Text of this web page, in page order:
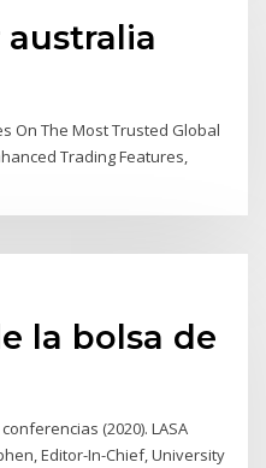
On The Most Trusted Global
Trading Features,
la bolsa de
(2020). LASA
Editor-In-Chief, University